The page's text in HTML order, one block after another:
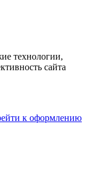
технологии,
сайта
к оформлению